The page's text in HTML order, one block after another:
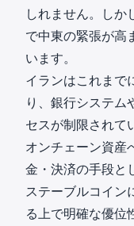
しれません。しか
で中東の緊張が高
います。
イランはこれまで
り、銀行システム
セスが制限されて
オンチェーン資産
金・決済の手段と
ステーブルコイン
る上で明確な優位